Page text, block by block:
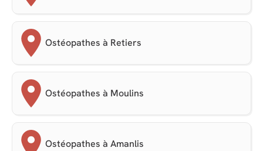
Ostéopathes à Retiers
Ostéopathes à Moulins
Ostéopathes à Amanlis